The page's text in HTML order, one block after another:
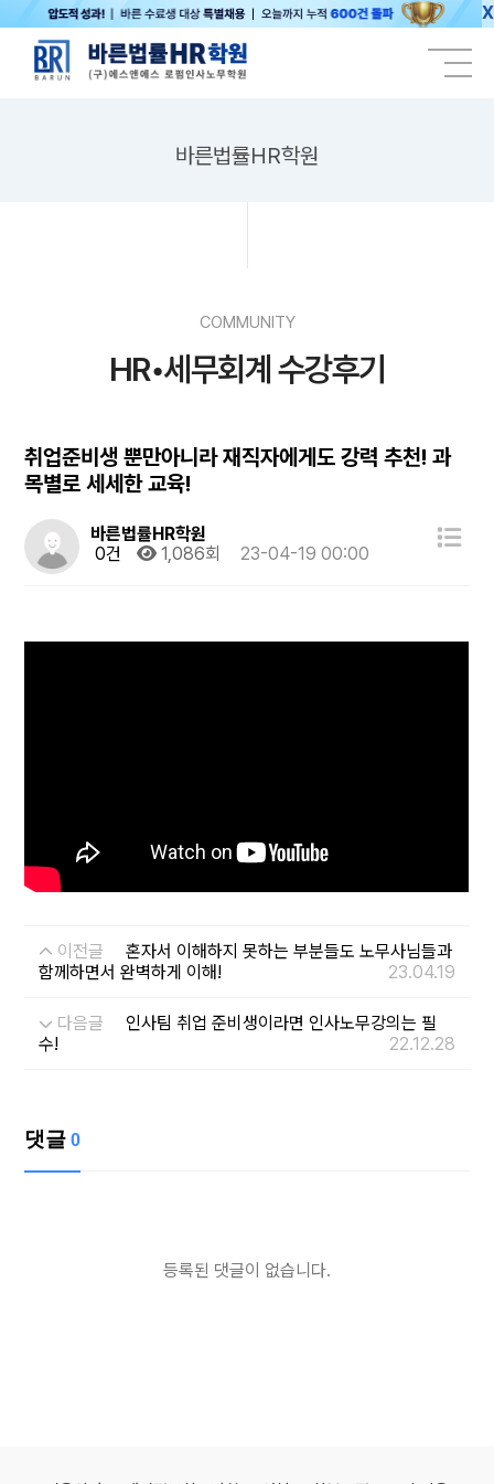
X
바른법률HR학원
COMMUNITY
HR•세무회계 수강후기
취업준비생 뿐만아니라 재직자에게도 강력 추천! 과
목별로 세세한 교육!
바른법률HR학원
0건
1,086회 23-04-19 00:00
이전글
혼자서 이해하지 못하는 부분들도 노무사님들과
함께하면서 완벽하게 이해!
23.04.19
다음글
인사팀 취업 준비생이라면 인사노무강의는 필
수!
22.12.28
댓글 0
등록된 댓글이 없습니다.